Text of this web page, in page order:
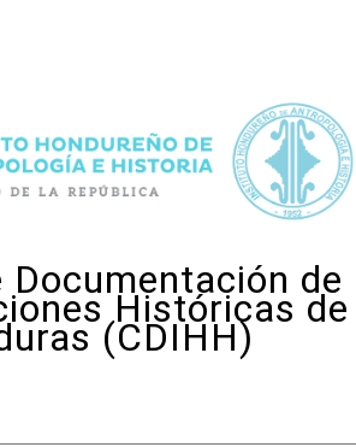
Documentación de
Históricas de
(CDIHH)